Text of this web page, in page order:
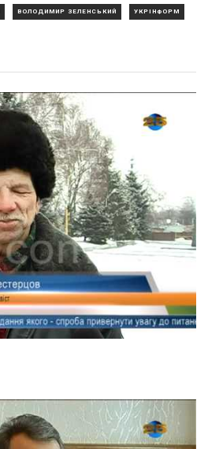
ВОЛОДИМИР ЗЕЛЕНСЬКИЙ УКРІНФОРМ